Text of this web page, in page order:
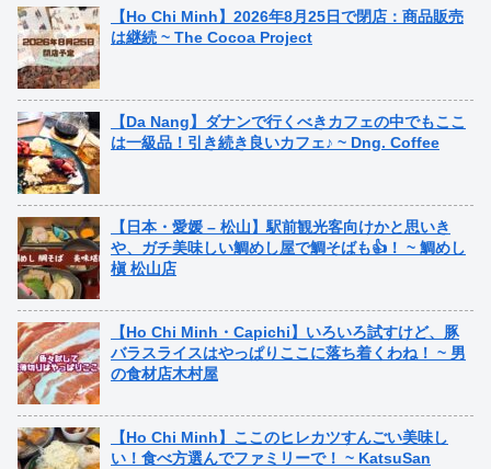
【Ho Chi Minh】2026年8月25日で閉店：商品販売
は継続 ~ The Cocoa Project
【Da Nang】ダナンで行くべきカフェの中でもここ
は一級品！引き続き良いカフェ♪ ~ Dng. Coffee
【日本・愛媛 – 松山】駅前観光客向けかと思いき
や、ガチ美味しい鯛めし屋で鯛そばも👍！ ~ 鯛めし
槇 松山店
【Ho Chi Minh・Capichi】いろいろ試すけど、豚
バラスライスはやっぱりここに落ち着くわね！ ~ 男
の食材店木村屋
【Ho Chi Minh】ここのヒレカツすんごい美味し
い！食べ方選んでファミリーで！ ~ KatsuSan